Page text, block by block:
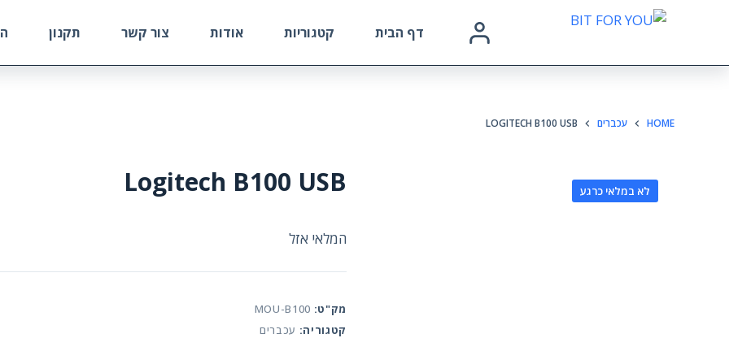
דף הבית קטגוריות אודות צור קשר תקנון
HOME עכברים LOGITECH B100 USB
לא במלאי כרגע Logitech B100 USB
המלאי אזל
מק"ט: MOU-B100
קטגוריה: עכברים